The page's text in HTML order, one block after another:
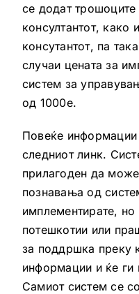
се додат
консултантот, како
консутантот, па
случаи цената за
систем за
од 1000е.
Повеќе
следниот линк.
прилагоден да
познавања од
имплементирате,
потешкотии или
за поддршка преку
информации и ќе ги
Самиот систем се